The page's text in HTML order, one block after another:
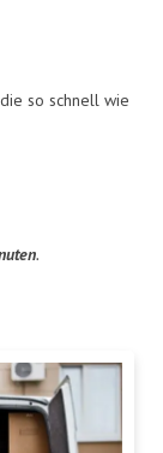
so schnell wie
.